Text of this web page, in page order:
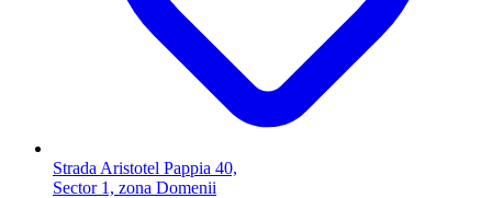
Strada Aristotel Pappia 40,
Sector 1, zona Domenii